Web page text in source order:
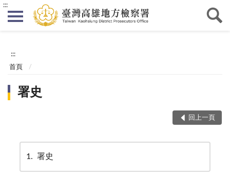
:::
:::
首頁
署史
回上一頁
1 署史